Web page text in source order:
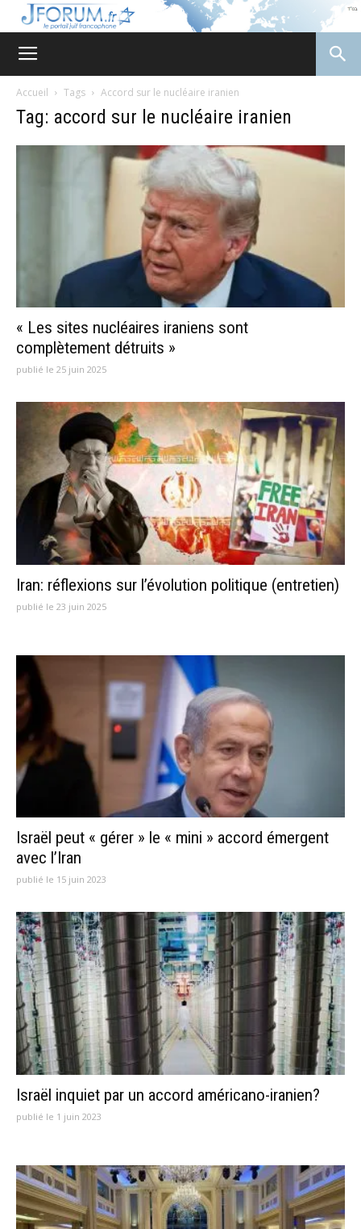
Accueil Tags Accord sur le nucléaire iranien
Tag: accord sur le nucléaire iranien
« Les sites nucléaires iraniens sont
complètement détruits »
publié le 25 juin 2025
Iran: réflexions sur l’évolution politique (entretien)
publié le 23 juin 2025
Israël peut « gérer » le « mini » accord émergent
avec l’Iran
publié le 15 juin 2023
Israël inquiet par un accord américano-iranien?
publié le 1 juin 2023